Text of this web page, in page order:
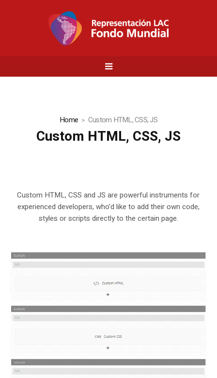
Home Custom HTML, CSS, JS
Custom HTML, CSS, JS
Custom HTML, CSS and JS are powerful instruments for
experienced developers, who’d like to add their own code,
styles or scripts directly to the certain page.